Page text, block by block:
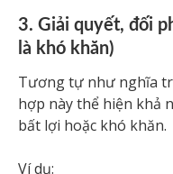
3. Giải quyết, đối
là khó khăn)
Tương tự như nghĩa
hợp này thể hiện khả
bất lợi hoặc khó khăn.
Ví dụ: